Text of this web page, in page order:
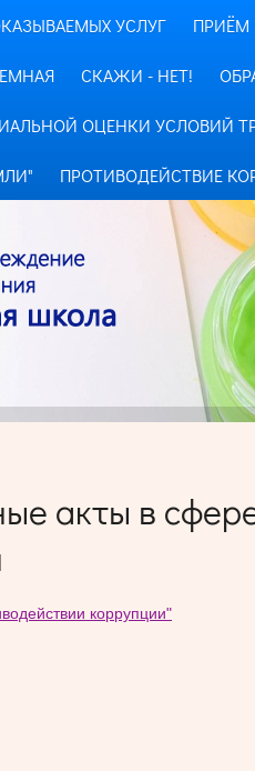
УСЛУГ ПРИЁМ
СКАЖИ - НЕТ!
ОЦЕНКИ УСЛОВИЙ
ПРОТИВОДЕЙСТВИЕ
акты в
коррупции"